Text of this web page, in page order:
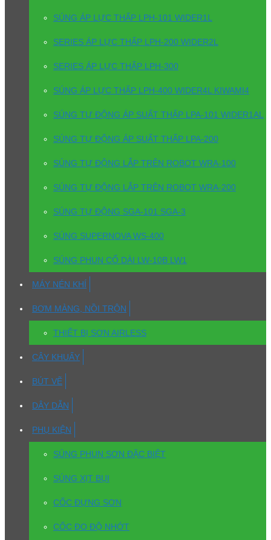
SÚNG ÁP LỰC THẤP LPH-101 WIDER1L
SERIES ÁP LỰC THẤP LPH-200 WIDER2L
SERIES ÁP LỰC THẤP LPH-300
SÚNG ÁP LỰC THẤP LPH-400 WIDER4L KIWAMI4
SÚNG TỰ ĐỘNG ÁP SUẤT THẤP LPA-101 WIDER1AL
SÚNG TỰ ĐỘNG ÁP SUẤT THẤP LPA-200
SÚNG TỰ ĐỘNG LẮP TRÊN ROBOT WRA-100
SÚNG TỰ ĐỘNG LẮP TRÊN ROBOT WRA-200
SÚNG TỰ ĐỘNG SGA-101 SGA-3
SÚNG SUPERNOVA WS-400
SÚNG PHUN CỔ DÀI LW-10B LW1
MÁY NÉN KHÍ
BƠM MÀNG, NỒI TRỘN
THIẾT BỊ SƠN AIRLESS
CÂY KHUẤY
BÚT VẼ
DÂY DẪN
PHỤ KIỆN
SÚNG PHUN SƠN ĐẶC BIỆT
SÚNG XỊT BỤI
CỐC ĐỰNG SƠN
CỐC ĐO ĐỘ NHỚT